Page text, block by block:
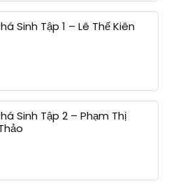
Sinh Tập 1 – Lê Thế Kiên
Sinh Tập 2 – Phạm Thị